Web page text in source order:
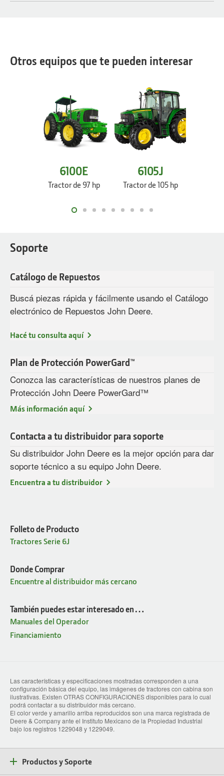
Otros equipos que te pueden interesar
6100E
Tractor de 97 hp
6105J
Tractor de 105 hp
Soporte
Catálogo de Repuestos
Buscá piezas rápida y fácilmente usando el Catálogo
electrónico de Repuestos John Deere.
Hacé tu consulta aquí
Plan de Protección PowerGard™
Conozca las características de nuestros planes de
Protección John Deere PowerGard™
Más información aquí
Contacta a tu distribuidor para soporte
Su distribuidor John Deere es la mejor opción para dar
soporte técnico a su equipo John Deere.
Encuentra a tu distribuidor
Folleto de Producto
Tractores Serie 6J
Donde Comprar
Encuentre al distribuidor más cercano
También puedes estar interesado en…
Manuales del Operador
Financiamiento
Las características y especificaciones mostradas corresponden a una
configuración básica del equipo, las imágenes de tractores con cabina son
ilustrativas. Existen OTRAS CONFIGURACIONES disponibles para lo cual
podrá contactar a su distribuidor más cercano.
El color verde y amarillo arriba reproducidos son una marca registrada de
Deere & Company ante el Instituto Mexicano de la Propiedad Industrial
bajo los registros 1229048 y 1229049.
Productos y Soporte